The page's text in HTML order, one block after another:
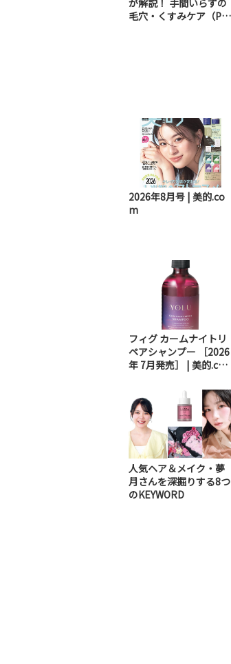
毛穴・くすみケア（P
2026年8月号 | 美的.co
m
フィグ カームナイトリ
ペアシャンプー ［2026
年 7月発売］ | 美的.co
人気ヘア＆メイク・夢
月さんを深掘りする8つ
のKEYWORD